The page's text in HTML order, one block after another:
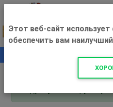
Внимание! С 3 августа
Этот веб-сайт
обеспечить вам